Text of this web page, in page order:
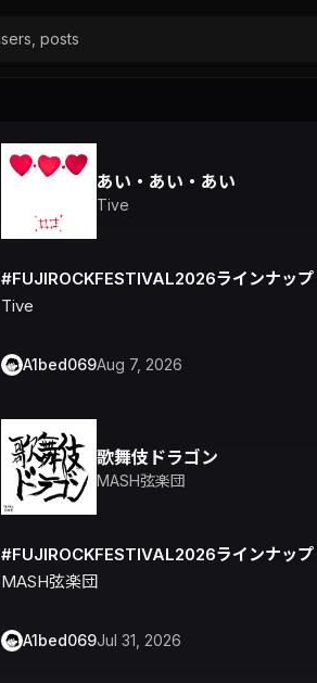
あい・あい・あい
Tive
#FUJIROCKFESTIVAL2026ラインナップ
Tive
A1bed069Aug 7, 2026
歌舞伎ドラゴン
MASH弦楽団
#FUJIROCKFESTIVAL2026ラインナップ
MASH弦楽団
A1bed069Jul 31, 2026